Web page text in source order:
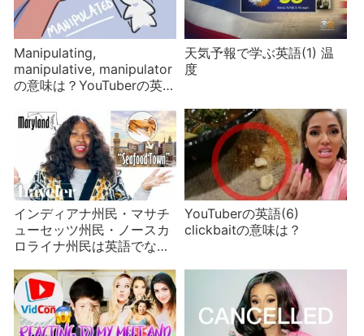
Manipulating,
manipulative, manipulator
の意味は？YouTuberの英語
天気予報で学ぶ英語(1) 温
度
インディアナ州民・マサチ
ューセッツ州民・ノースカ
ロライナ州民は英語でなん
YouTuberの英語(6)
clickbaitの意味は？